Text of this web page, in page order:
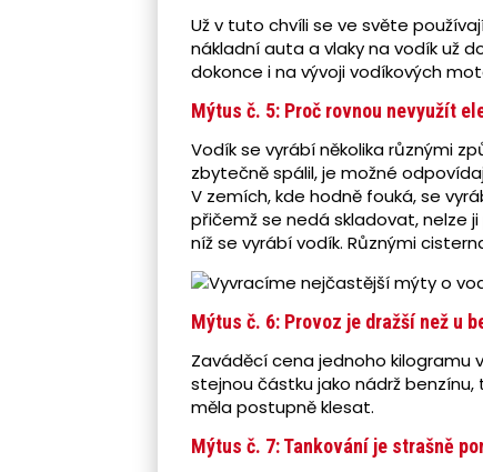
Už v tuto chvíli se ve světe
nákladní auta a vlaky na vodík už
dokonce i na vývoji vodíkových
Mýtus č. 5: Proč rovnou nevyužít
Vodík se vyrábí několika různými
zbytečně spálil, je možné
V zemích, kde hodně fouká, se
přičemž se nedá skladovat, nelze
níž se vyrábí vodík. Různými
Mýtus č. 6: Provoz je dražší než u
Zaváděcí cena jednoho kilogramu
stejnou částku jako nádrž benzínu,
měla postupně klesat.
Mýtus č. 7: Tankování je strašně